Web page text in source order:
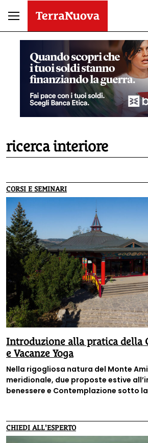
ricerca interiore
CORSI E SEMINARI
Introduzione alla pratica della
e Vacanze Yoga
Nella rigogliosa natura del Monte
meridionale, due proposte estive
benessere e Contemplazione sotto
insegnamenti del Maestro Chögyal
CHIEDI ALL'ESPERTO